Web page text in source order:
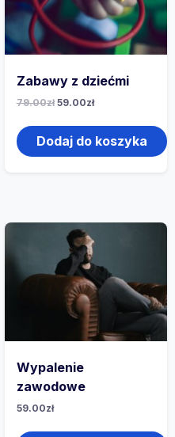
Zabawy z dziećmi
79.00zł 59.00zł
Dodaj do koszyka
Wypalenie
zawodowe
59.00zł